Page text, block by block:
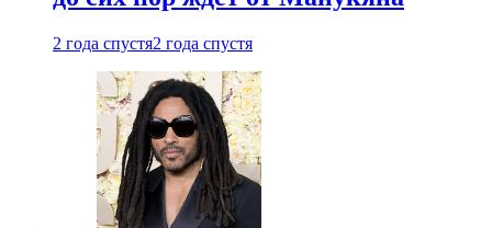
2 года спустя2 года спустя